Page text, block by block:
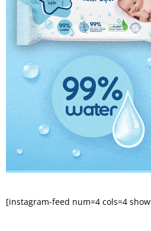
[instagram-feed num=4 cols=4